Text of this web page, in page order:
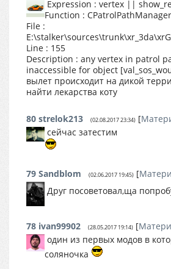
Expression : vertex ||
Function :
File :
Line : 155
Description : any vertex in patrol
inaccessible for object
вылет происходит на дикой
найти лекарства коту
80 strelok213 (02.08.2017 23:34) [
сейчас затестим
79 Sandblom (02.06.2017 19:45) [
Друг посоветовал,ща
78 ivan99902 (28.05.2017 19:14) [
один из первых модов в
соляночка